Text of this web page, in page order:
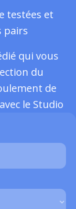
testées et
pairs
qui vous
du
de
le Studio